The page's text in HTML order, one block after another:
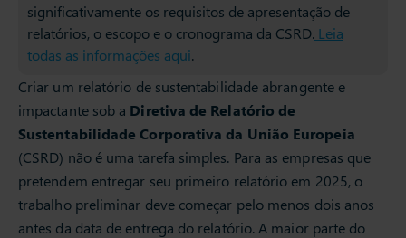
significativamente os requisitos de apresentação de
relatórios, o escopo e o cronograma da CSRD. Leia
todas as informações aqui.
Criar um relatório de sustentabilidade abrangente e
impactante sob a Diretiva de Relatório de
Sustentabilidade Corporativa da União Europeia
(CSRD) não é uma tarefa simples. Para as empresas que
pretendem entregar seu primeiro relatório em 2025, o
trabalho preliminar deve começar pelo menos dois anos
antes da data de entrega do relatório. A maior parte do